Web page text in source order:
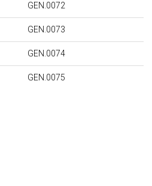
GEN.0072
GEN.0073
GEN.0074
GEN.0075